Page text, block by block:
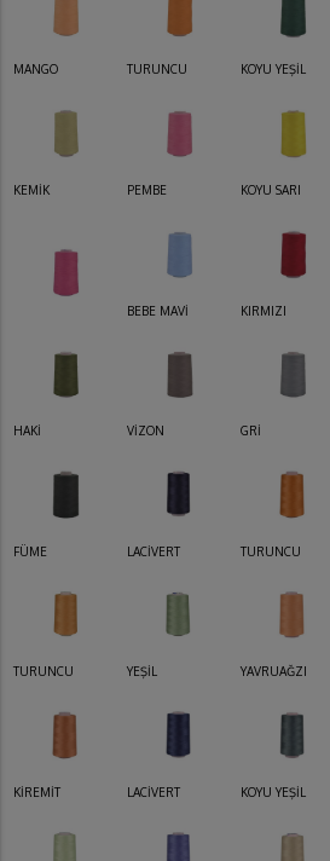
MANGO TURUNCU KOYU YEŞİL
KEMİK PEMBE KOYU SARI
BEBE MAVİ KIRMIZI
HAKİ VİZON GRİ
FÜME LACİVERT TURUNCU
TURUNCU YEŞİL YAVRUAĞZI
KİREMİT LACİVERT KOYU YEŞİL